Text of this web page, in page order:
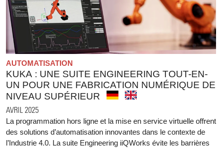
AUTOMATISATION
KUKA : UNE SUITE ENGINEERING TOUT-EN-
UN POUR UNE FABRICATION NUMÉRIQUE DE
NIVEAU SUPÉRIEUR
AVRIL 2025
La programmation hors ligne et la mise en service virtuelle offrent
des solutions d’automatisation innovantes dans le contexte de
l’Industrie 4.0. La suite Engineering iiQWorks évite les barrières